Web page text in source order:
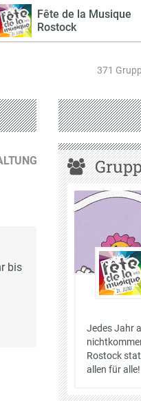
Fête de la Musique
Rostock
371
bis
Jedes Jahr
Rostock
allen für alle!